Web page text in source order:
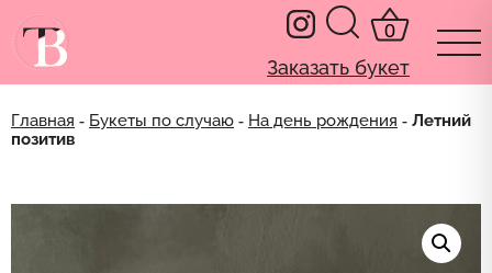
0
Заказать букет
Главная ‐ Букеты по случаю ‐ На день рождения ‐ Летний
позитив